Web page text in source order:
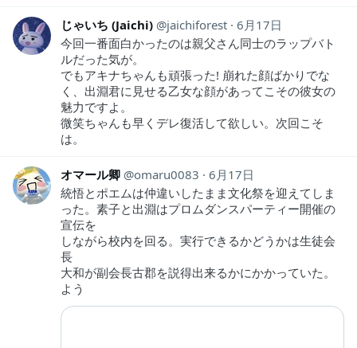
じゃいち (Jaichi) jaichiforest 6月17日
今回一番面白かったのは親父さん同士のラップバト
ルだった気が。
でもアキナちゃんも頑張った! 崩れた顔ばかりでな
く、出淵君に見せる乙女な顔があってこその彼女の
魅力ですよ。
微笑ちゃんも早くデレ復活して欲しい。次回こそ
は。
オマール卿 omaru0083
6月17日
統悟とポエムは仲違いしたまま文化祭を迎えてしま
った。素子と出淵はプロムダンスパーティー開催の
宣伝を
しながら校内を回る。実行できるかどうかは生徒会
長
大和が副会長古郡を説得出来るかにかかっていた。
よう